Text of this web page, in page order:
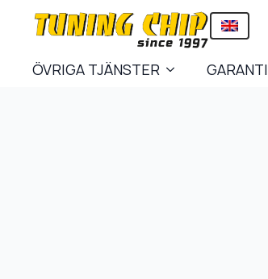
ÖVRIGA TJÄNSTER GARANTI